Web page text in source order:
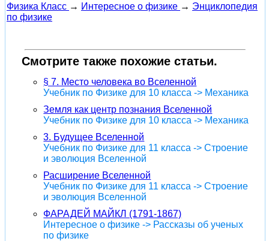
Физика Класс → Интересное о физике → Энциклопедия
по физике
Смотрите также похожие статьи.
§ 7. Место человека во Вселенной
Учебник по Физике для 10 класса -> Механика
Земля как центр познания Вселенной
Учебник по Физике для 10 класса -> Механика
3. Будущее Вселенной
Учебник по Физике для 11 класса -> Строение
и эволюция Вселенной
Расширение Вселенной
Учебник по Физике для 11 класса -> Строение
и эволюция Вселенной
ФАРАДЕЙ МАЙКЛ (1791-1867)
Интересное о физике -> Рассказы об ученых
по физике